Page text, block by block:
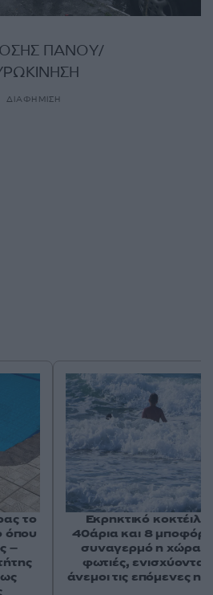
ΠΑΝΟΥ/
ΔΙΑΦΗΜΙΣΗ
το
όπου
–
Εκρηκτικό κοκτέιλ
40άρια και 8 μποφόρ
συναγερμό η χώρα
φωτιές, ενισχύονται
άνεμοι τις επόμενες